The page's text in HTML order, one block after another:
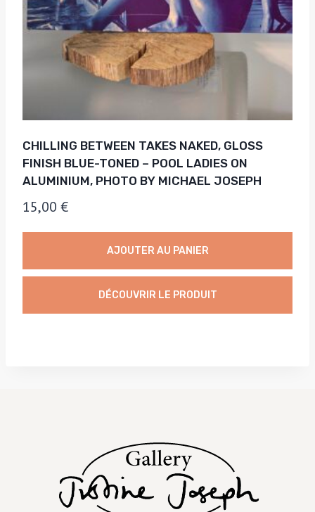
CHILLING BETWEEN TAKES NAKED, GLOSS
FINISH BLUE-TONED – POOL LADIES ON
ALUMINIUM, PHOTO BY MICHAEL JOSEPH
15,00 €
AJOUTER AU PANIER
DÉCOUVRIR LE PRODUIT